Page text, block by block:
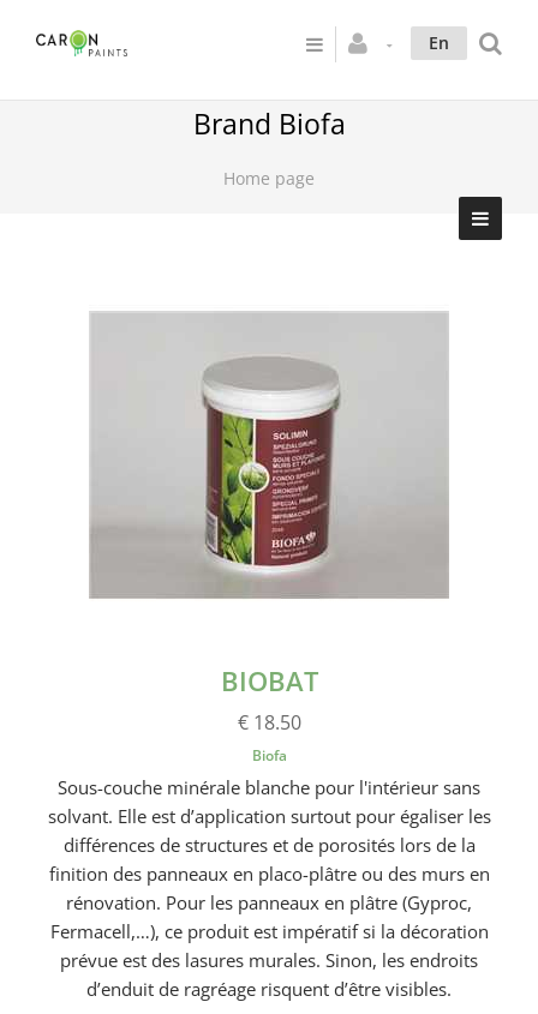
En
Brand Biofa
Home page
BIOBAT
€ 18.50
Biofa
Sous-couche minérale blanche pour l'intérieur sans
solvant. Elle est d’application surtout pour égaliser les
différences de structures et de porosités lors de la
finition des panneaux en placo-plâtre ou des murs en
rénovation. Pour les panneaux en plâtre (Gyproc,
Fermacell,…), ce produit est impératif si la décoration
prévue est des lasures murales. Sinon, les endroits
d’enduit de ragréage risquent d’être visibles.